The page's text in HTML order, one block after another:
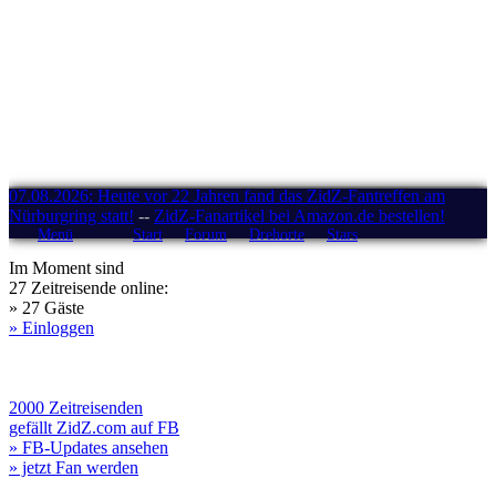
07.08.2026: Heute vor 22 Jahren fand das ZidZ-Fantreffen am
Nürburgring statt! -- ZidZ-Fanartikel bei Amazon.de bestellen!
Menü Start Forum Drehorte Stars
Im Moment sind
27 Zeitreisende online:
» 27 Gäste
» Einloggen
2000 Zeitreisenden
gefällt ZidZ.com auf FB
» FB-Updates ansehen
» jetzt Fan werden